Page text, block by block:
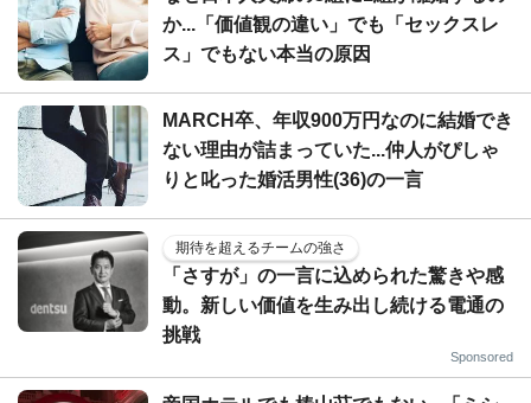
か...「価値観の違い」でも「セックスレ
ス」でもない本当の原因
MARCH卒、年収900万円なのに結婚でき
ない理由が詰まっていた...仲人がぴしゃ
りと叱った婚活男性(36)の一言
期待を超えるチームの強さ
「さすが」の一言に込められた驚きや感
動。新しい価値を生み出し続ける電通の
挑戦
Sponsored